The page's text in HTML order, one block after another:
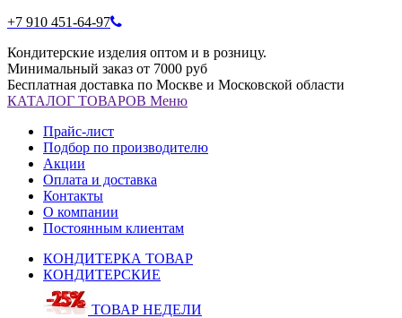
+7 910 451-64-97
Кондитерские изделия оптом и в розницу.
Минимальный заказ от 7000 руб
Бесплатная доставка по Москве и Московской области
КАТАЛОГ ТОВАРОВ Меню
Прайс-лист
Подбор по производителю
Акции
Оплата и доставка
Контакты
О компании
Постоянным клиентам
КОНДИТЕРКА ТОВАР
КОНДИТЕРСКИЕ
ТОВАР НЕДЕЛИ